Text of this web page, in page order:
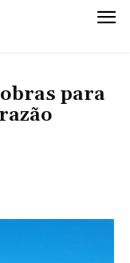
para